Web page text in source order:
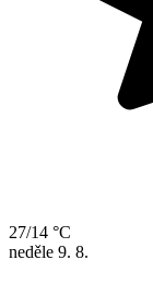
27/14 °C
neděle 9. 8.